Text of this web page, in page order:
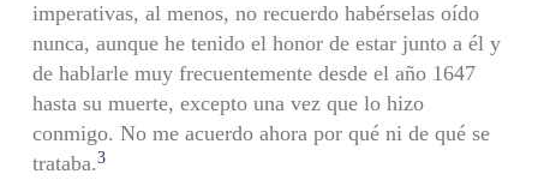
imperativas, al me­nos, no recuerdo habérselas oído
nunca, aunque he tenido el honor de estar junto a él y
de hablarle muy frecuentemente desde el año 1647
hasta su muerte, excepto una vez que lo hizo
conmigo. No me acuer­do ahora por qué ni de qué se
trataba.3